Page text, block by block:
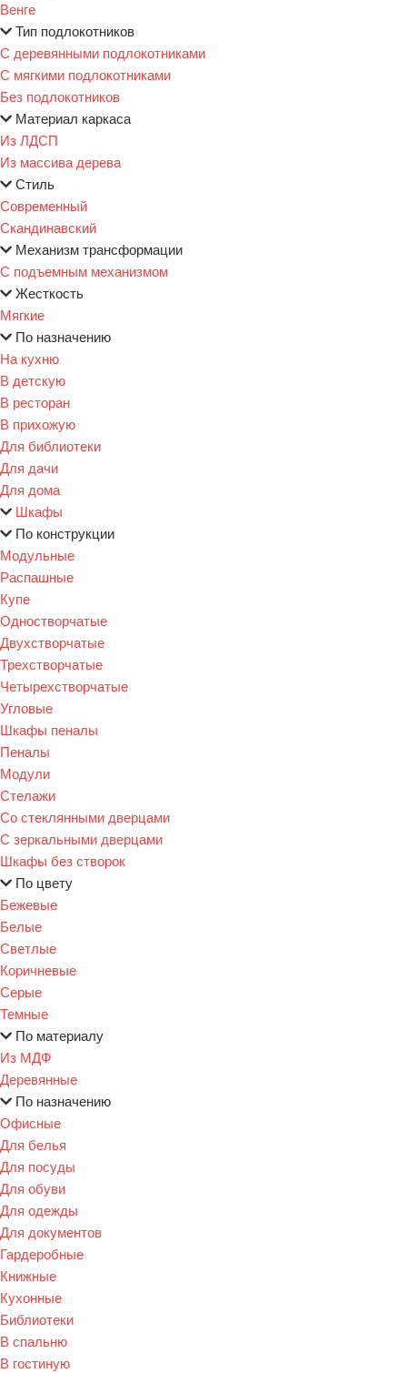
Венге
Тип подлокотников
С деревянными подлокотниками
С мягкими подлокотниками
Без подлокотников
Материал каркаса
Из ЛДСП
Из массива дерева
Стиль
Современный
Скандинавский
Механизм трансформации
С подъемным механизмом
Жесткость
Мягкие
По назначению
На кухню
В детскую
В ресторан
В прихожую
Для библиотеки
Для дачи
Для дома
Шкафы
По конструкции
Модульные
Распашные
Купе
Одностворчатые
Двухстворчатые
Трехстворчатые
Четырехстворчатые
Угловые
Шкафы пеналы
Пеналы
Модули
Стелажи
Со стеклянными дверцами
С зеркальными дверцами
Шкафы без створок
По цвету
Бежевые
Белые
Светлые
Коричневые
Серые
Темные
По материалу
Из МДФ
Деревянные
По назначению
Офисные
Для белья
Для посуды
Для обуви
Для одежды
Для документов
Гардеробные
Книжные
Кухонные
Библиотеки
В спальню
В гостиную